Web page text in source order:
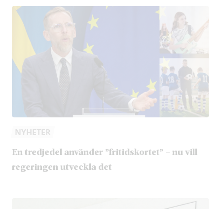
NYHETER
En tredjedel använder ”fritidskortet” – nu vill
regeringen utveckla det